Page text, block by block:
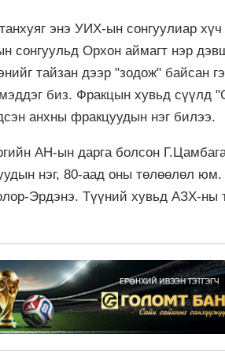
энэ УИХ-ын сонгуулиар
сонгуульд Орхон аймагт нэр
тайзан дээр "зодож" байсан
биз. Фракцын хувьд сүүлд
анхны фракцуудын нэг билээ.
АН-ын дарга болсон
нэг, 80-аад оны төлөөлөл юм.
Эрдэнэ. Түүний хувьд АЗХ-ны